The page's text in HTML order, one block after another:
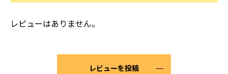
レビューはありません。
レビューを投稿